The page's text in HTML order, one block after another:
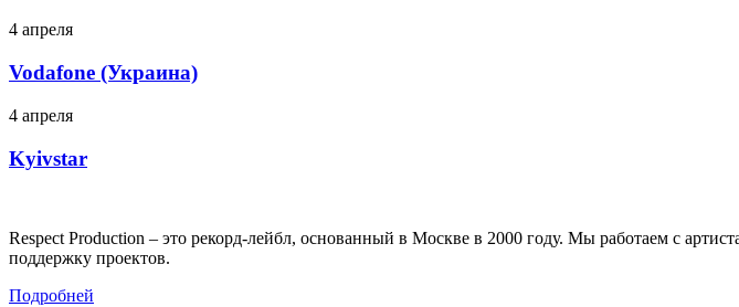
4 апреля
Vodafone (Украина)
4 апреля
Kyivstar
Respect Production – это рекорд-лейбл, основанный в Москве в 2000 году. Мы работаем с
поддержку проектов.
Подробней